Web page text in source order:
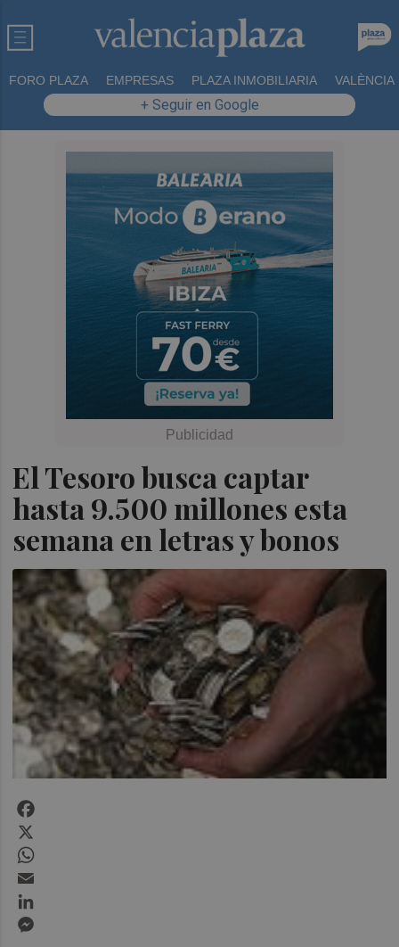
FORO PLAZA EMPRESAS PLAZA INMOBILIARIA VALÈNCIA
+ Seguir en Google
El Tesoro busca captar
hasta 9.500 millones esta
semana en letras y bonos